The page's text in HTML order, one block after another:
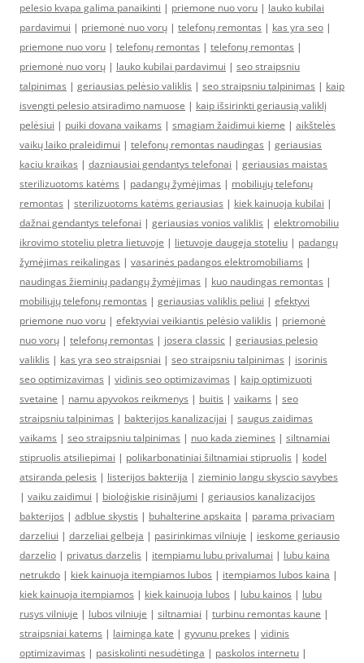
pelesio kvapa galima panaikinti | priemone nuo voru | lauko kubilai
pardavimui | priemonė nuo vorų | telefonų remontas | kas yra seo |
priemone nuo voru | telefonų remontas | telefonų remontas |
priemonė nuo vorų | lauko kubilai pardavimui | seo straipsniu
talpinimas | geriausias pelėsio valiklis | seo straipsniu talpinimas | kaip
isvengti pelesio atsiradimo namuose | kaip išsirinkti geriausią valiklį
pelėsiui | puiki dovana vaikams | smagiam žaidimui kieme | aikštelės
vaikų laiko praleidimui | telefonų remontas naudingas | geriausias
kaciu kraikas | dazniausiai gendantys telefonai | geriausias maistas
sterilizuotoms katėms | padangų žymėjimas | mobiliųjų telefonų
remontas | sterilizuotoms katėms geriausias | kiek kainuoja kubilai |
dažnai gendantys telefonai | geriausias vonios valiklis | elektromobiliu
ikrovimo stoteliu pletra lietuvoje | lietuvoje daugeja stoteliu | padangų
žymėjimas reikalingas | vasarinės padangos elektromobiliams |
naudingas žieminių padangų žymėjimas | kuo naudingas remontas |
mobiliųjų telefonų remontas | geriausias valiklis peliui | efektyvi
priemone nuo voru | efektyviai veikiantis pelėsio valiklis | priemonė
nuo vorų | telefonų remontas | josera classic | geriausias pelesio
valiklis | kas yra seo straipsniai | seo straipsniu talpinimas | isorinis
seo optimizavimas | vidinis seo optimizavimas | kaip optimizuoti
svetaine | namu apyvokos reikmenys | buitis | vaikams | seo
straipsniu talpinimas | bakterijos kanalizacijai | saugus zaidimas
vaikams | seo straipsniu talpinimas | nuo kada ziemines | siltnamiai
stipruolis atsiliepimai | polikarbonatiniai šiltnamiai stipruolis | kodel
atsiranda pelesis | listerijos bakterija | zieminio langu skyscio savybes
| vaiku zaidimui | bioloģiskie risinājumi | geriausios kanalizacijos
bakterijos | adblue skystis | buhalterine apskaita | parama privaciam
darzeliui | darzeliai gelbeja | pasirinkimas vilniuje | ieskome geriausio
darzelio | privatus darzelis | itempiamu lubu privalumai | lubu kaina
netrukdo | kiek kainuoja itempiamos lubos | itempiamos lubos kaina |
kiek kainuoja itempiamos | kiek kainuoja lubos | lubu kainos | lubu
rusys vilniuje | lubos vilniuje | siltnamiai | turbinu remontas kaune |
straipsniai katems | laiminga kate | gyvunu prekes | vidinis
optimizavimas | pasiskolinti nesudėtinga | paskolos internetu |